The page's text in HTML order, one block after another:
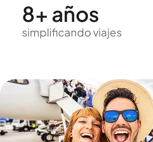
8+ años
simplificando viajes